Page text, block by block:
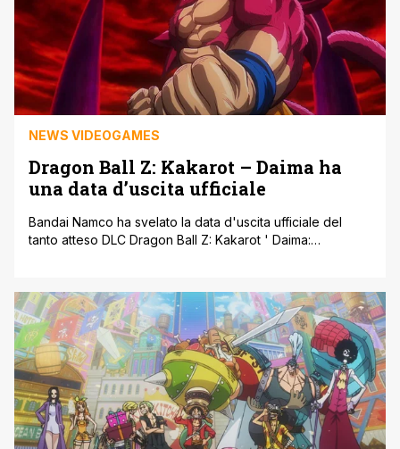
NEWS VIDEOGAMES
Dragon Ball Z: Kakarot – Daima ha
una data d’uscita ufficiale
Bandai Namco ha svelato la data d'uscita ufficiale del
tanto atteso DLC Dragon Ball Z: Kakarot ' Daima:
lancio, ora è ufficiale: il contenuto scaricabile sarà
disponibile a partire dal 17 luglio 2025. Il nuovo DLC [']